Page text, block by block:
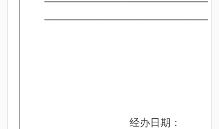
经办日期：